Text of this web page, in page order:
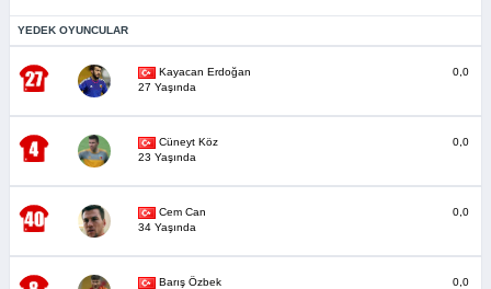
YEDEK OYUNCULAR
Kayacan Erdoğan
27 Yaşında
0,0
Cüneyt Köz
23 Yaşında
0,0
Cem Can
34 Yaşında
0,0
Barış Özbek
0,0